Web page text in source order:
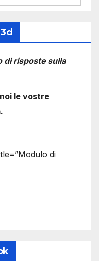
di risposte sulla
le vostre
di